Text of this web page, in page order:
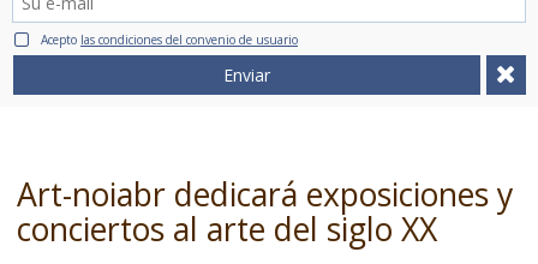
Acepto las condiciones del convenio de usuario
Enviar
Art-noiabr dedicará exposiciones y
conciertos al arte del siglo XX